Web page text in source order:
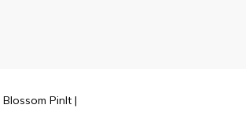
Blossom PinIt |